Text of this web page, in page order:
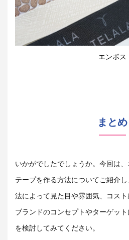
エンボス
まとめ
いかがでしたでしょうか。今回は
テープを作る方法についてご紹介
法によって見た目や雰囲気、コスト
ブランドのコンセプトやターゲッ
を検討してみてください。